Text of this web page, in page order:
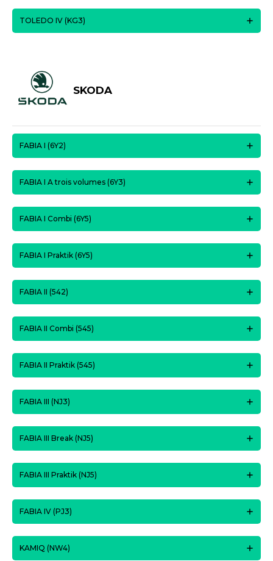
TOLEDO IV (KG3)
SKODA
FABIA I (6Y2)
FABIA I A trois volumes (6Y3)
FABIA I Combi (6Y5)
FABIA I Praktik (6Y5)
FABIA II (542)
FABIA II Combi (545)
FABIA II Praktik (545)
FABIA III (NJ3)
FABIA III Break (NJ5)
FABIA III Praktik (NJ5)
FABIA IV (PJ3)
KAMIQ (NW4)